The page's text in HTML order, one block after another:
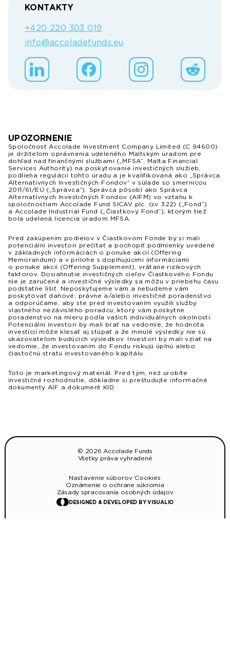
KONTAKTY
+420 220 303 019
info@accoladefunds.eu
UPOZORNENIE
Spoločnosť Accolade Investment Company Limited (C 94600)
je držiteľom oprávnenia udeleného Maltským úradom pre
dohľad nad finančnými službami („MFSA“, Malta Financial
Services Authority) na poskytovanie investičných služieb,
podlieha regulácii tohto úradu a je kvalifikovaná ako „Správca
Alternatívnych Investičných Fondov“ v súlade so smernicou
2011/61/EÚ („Správca“). Správca pôsobí ako Správca
Alternatívnych Investičných Fondov (AIFM) vo vzťahu k
spoločnostiam Accolade Fund SICAV plc. (sv 322) („Fond“)
a Accolade Industrial Fund („Čiastkový Fond“), ktorým tiež
bola udelená licencia úradom MFSA.
Pred zakúpením podielov v Čiastkovom Fonde by si mali
potenciálni investori prečítať a pochopiť podmienky uvedené
v základných informáciách o ponuke akcií (Offering
Memorandum) a v prílohe s doplňujúcimi informáciami
o ponuke akcií (Offering Supplement), vrátane rizikových
faktorov. Dosiahnutie investičných cieľov Čiastkového Fondu
nie je zaručené a investičné výsledky sa môžu v priebehu času
podstatne líšiť. Neposkytujeme vám a nebudeme vám
poskytovať daňové, právne a/alebo investičné poradenstvo
a odporúčame, aby ste pred investovaním využili služby
vlastného nezávislého poradcu, ktorý vám poskytne
poradenstvo na mieru podľa vašich individuálnych okolností.
Potenciálni investori by mali brať na vedomie, že hodnota
investícií môže klesať aj stúpať a že minulé výsledky nie sú
ukazovateľom budúcich výsledkov. Investori by mali vziať na
vedomie, že investovaním do Fondu riskujú úplnú alebo
čiastočnú stratu investovaného kapitálu.
Toto je marketingový materiál. Pred tým, než urobíte
investičné rozhodnutie, dôkladne si preštudujte informačné
dokumenty AIF a dokument KID.
© 2026 Accolade Funds
Všetky práva vyhradené
Nastavenie súborov Cookies
Oznámenie o ochrane súkromia
Zásady spracovania osobných údajov
DESIGNED & DEVELOPED BY VISUALIO